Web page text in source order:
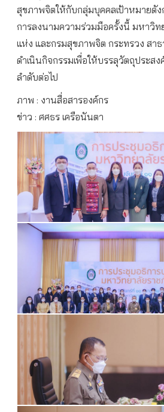
สุขภาพจิตให้กับกลุ่มบุคคลเป้าหมายดั
การลงนามความร่วมมือครั้งนี้ มหาวิท
แห่ง และกรมสุขภาพจิต กระทรวง สา
ดำเนินกิจกรรมเพื่อให้บรรลุวัตถุประส
ลำดับต่อไป
ภาพ : งานสื่อสารองค์กร
ข่าว : ศศธร เครือนันตา